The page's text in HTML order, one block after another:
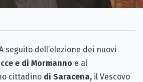
A seguito dell’elezione dei nuovi
e di Mormanno e al
cittadino di Saracena, il Vescovo